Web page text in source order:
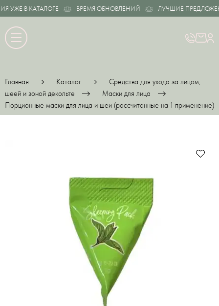
В КАТАЛОГЕ ВРЕМЯ ОБНОВЛЕНИЙ ЛУЧШИЕ
Главная Каталог
Средства для ухода за лицом,
шеей и зоной декольте
Маски для лица
Порционные маски для лица и шеи (рассчитанные на 1 применение)